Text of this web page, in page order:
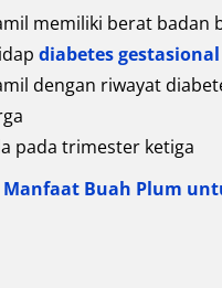
memiliki berat badan
diabetes gestasional
dengan riwayat
pada trimester ketiga
Manfaat Buah Plum